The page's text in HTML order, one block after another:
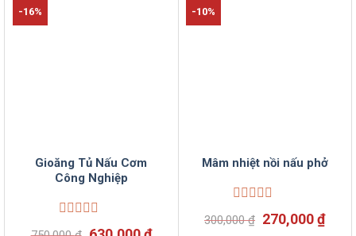
-16%
Gioăng Tủ Nấu Cơm
Công Nghiệp
Được
-10%
Mâm nhiệt nồi nấu phở
Được
xếp
300,000₫ Giá
gốc
270,000₫Giá
hiện